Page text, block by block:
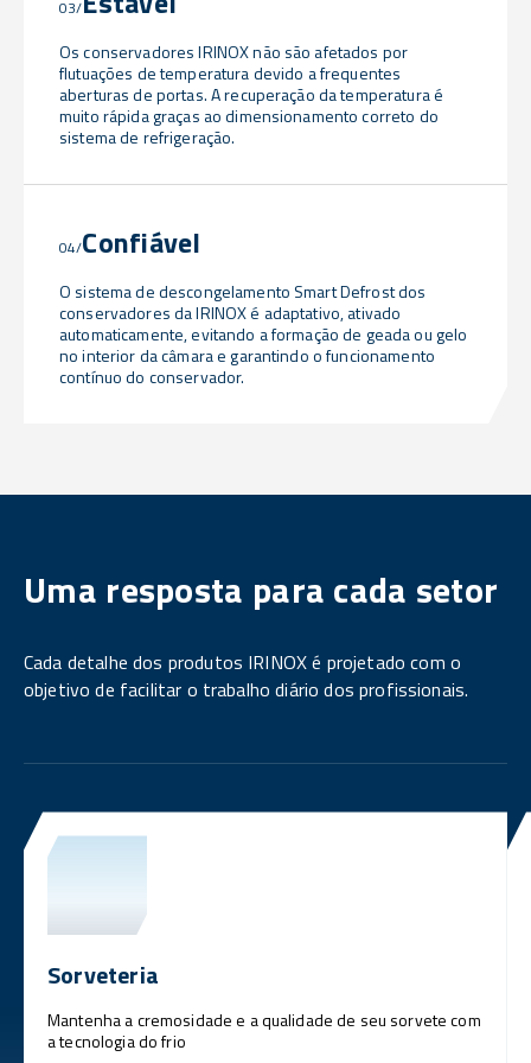
03/
Os conservadores IRINOX não são afetados por
flutuações de temperatura devido a frequentes
aberturas de portas. A recuperação da temperatura é
muito rápida graças ao dimensionamento correto do
sistema de refrigeração.
04/Confiável
O sistema de descongelamento Smart Defrost dos
conservadores da IRINOX é adaptativo, ativado
automaticamente, evitando a formação de geada ou gelo
no interior da câmara e garantindo o funcionamento
contínuo do conservador.
Uma resposta para cada setor
Cada detalhe dos produtos IRINOX é projetado com o
objetivo de facilitar o trabalho diário dos profissionais.
Sorveteria
Mantenha a cremosidade e a qualidade de seu sorvete com
a tecnologia do frio